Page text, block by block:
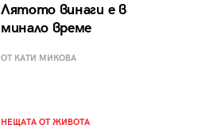
Лятото винаги е в
минало време
ОТ КАТИ МИКОВА
НЕЩАТА ОТ ЖИВОТА